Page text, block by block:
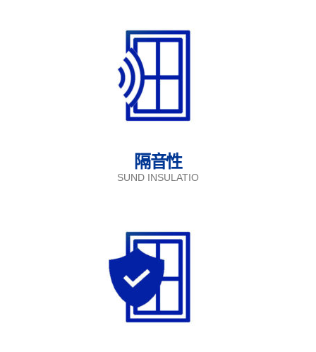
隔音性
SUND INSULATIO